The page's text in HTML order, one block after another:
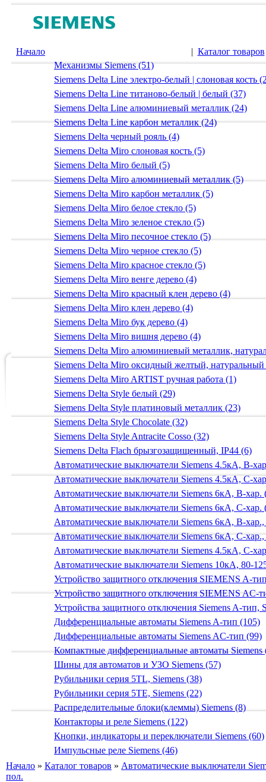
Начало | Каталог товаров
Механизмы Siemens (51)
Siemens Delta Line электро-белый | слоновая кость
Siemens Delta Line титаново-белый | белый (37)
Siemens Delta Line алюминиевый металлик (24)
Siemens Delta Line карбон металлик (24)
Siemens Delta черный рояль (4)
Siemens Delta Miro слоновая кость (5)
Siemens Delta Miro белый (5)
Siemens Delta Miro алюминиевый металлик (5)
Siemens Delta Miro карбон металлик (5)
Siemens Delta Miro белое стекло (5)
Siemens Delta Miro зеленое стекло (5)
Siemens Delta Miro песочное стекло (5)
Siemens Delta Miro черное стекло (5)
Siemens Delta Miro красное стекло (5)
Siemens Delta Miro венге дерево (4)
Siemens Delta Miro красный клен дерево (4)
Siemens Delta Miro клен дерево (4)
Siemens Delta Miro бук дерево (4)
Siemens Delta Miro вишня дерево (4)
Siemens Delta Miro алюминиевый металлик,
Siemens Delta Miro оксидный желтый,
Siemens Delta Miro ARTIST ручная работа (1)
Siemens Delta Style белый (29)
Siemens Delta Style платиновый металлик (23)
Siemens Delta Style Chocolate (32)
Siemens Delta Style Antracite Cosso (32)
Siemens Delta Flach брызгозащищенный, IP44 (6)
Автоматические выключатели Siemens 4.5кА, B-
Автоматические выключатели Siemens 4.5кА, C-
Автоматические выключатели Siemens 6кА, B-хар.
Автоматические выключатели Siemens 6кА, С-хар.
Автоматические выключатели Siemens 6кА, B-
Автоматические выключатели Siemens 6кА, C-
Автоматические выключатели Siemens 4.5кА, C-
Автоматические выключатели Siemens 10кА, 80-
Устройство защитного отключения SIEMENS A-
Устройство защитного отключения SIEMENS AС-
Устройства защитного отключения Siemens A-тип,
Дифференциальные автоматы Siemens A-тип (105)
Дифференциальные автоматы Siemens AС-тип (99)
Компактные дифференциальные автоматы Siemens
Шины для автоматов и УЗО Siemens (57)
Рубильники серия 5TL, Siemens (38)
Рубильники серия 5TE, Siemens (22)
Распределительные блоки(клеммы) Siemens (8)
Контакторы и реле Siemens (122)
Кнопки, индикаторы и переключатели Siemens (60)
Импульсные реле Siemens (46)
Начало » Каталог товаров » Автоматические выключатели
пол.